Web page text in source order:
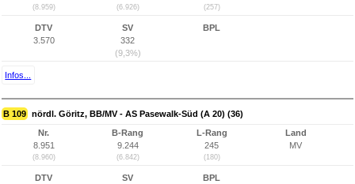
(8.959) (6.926) (257)
DTV
3.570
SV
332
(9,3%)
BPL
Infos...
B 109 nördl. Göritz, BB/MV - AS Pasewalk-Süd (A 20) (36)
Nr.
8.951
(8.960)
B-Rang
9.244
(6.842)
L-Rang
245
(180)
Land
MV
DTV
SV
BPL